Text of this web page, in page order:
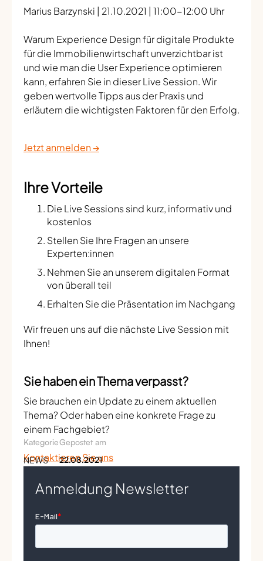
Marius Barzynski | 21.10.2021 | 11:00-12:00 Uhr
Warum Experience Design für digitale Produkte
für die Immobilienwirtschaft unverzichtbar ist
und wie man die User Experience optimieren
kann, erfahren Sie in dieser Live Session. Wir
geben wertvolle Tipps aus der Praxis und
erläutern die wichtigsten Faktoren für den Erfolg.
Jetzt anmelden →
Ihre Vorteile
Die Live Sessions sind kurz, informativ und
kostenlos
Stellen Sie Ihre Fragen an unsere
Experten:innen
Nehmen Sie an unserem digitalen Format
von überall teil
Erhalten Sie die Präsentation im Nachgang
Wir freuen uns auf die nächste Live Session mit
Ihnen!
Sie haben ein Thema verpasst?
Sie brauchen ein Update zu einem aktuellen
Thema? Oder haben eine konkrete Frage zu
einem Fachgebiet?
Kontaktieren Sie uns
Kategorie
NEWS
Gepostet am
22.08.2021
Anmeldung Newsletter